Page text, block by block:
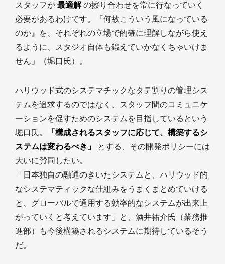
スタッフが 最適解の擦り合わせを常に行なっていく
必要があるわけです。『何故こういう風になっている
のか』を、それぞれの立場で的確に理解しながら使え
るように、スタジオ自体も鍛えていかなくちゃいけま
せん」（堀口氏）。
ハリウッド式のシステマチックなタテ割りの管理シス
テムを追求するのではなく、スタッフ間のコミュニケ
ーションを促すためのシステムを目指しているという
堀口氏。
「構成されるスタッフに応じて、構築するシ
ステムは変わるべき」
とする、その開発ポリシーには
大いに賛同したい。
「日本独自の融通のきいたシステムと、ハリウッド的
なシステマティックな仕組みをうまくまとめていける
と、グローバルで通用する効率的なシステムが出来上
がっていくと考えています」と、酒井祐介氏（業務推
進部）も今後構築されるシステムに期待しているそう
だ。